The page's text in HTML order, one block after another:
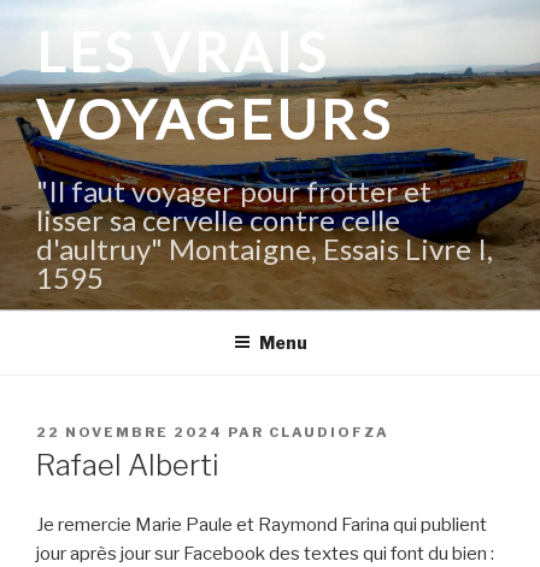
contenu
principal
LES VRAIS
VOYAGEURS
"Il faut voyager pour frotter et
lisser sa cervelle contre celle
d'aultruy" Montaigne, Essais Livre I,
1595
Menu
PUBLIÉ
LE
22 NOVEMBRE 2024 PAR CLAUDIOFZA
Rafael Alberti
Je remercie Marie Paule et Raymond Farina qui publient
jour après jour sur Facebook des textes qui font du bien :